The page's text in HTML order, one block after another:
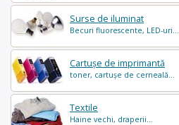
Surse de iluminat
Becuri fluorescente, LED-uri...
Cartușe de imprimantă
toner, cartușe de cerneală...
Textile
Haine vechi, draperii...